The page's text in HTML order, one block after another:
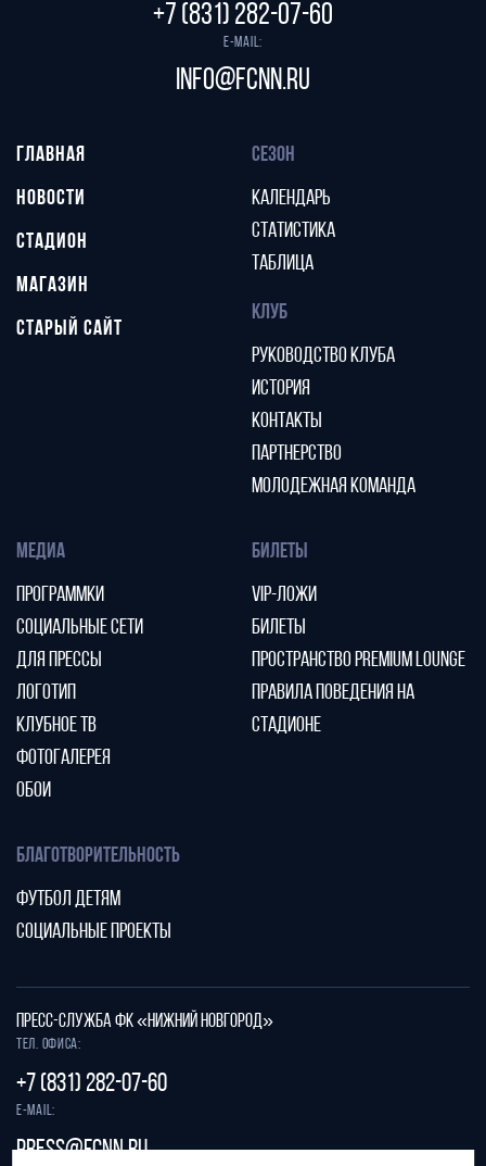
+7 (831) 282-07-60
E-mail:
info@fcnn.ru
ГЛАВНАЯ
НОВОСТИ
СТАДИОН
МАГАЗИН
СТАРЫЙ САЙТ
СЕЗОН
КАЛЕНДАРЬ
СТАТИСТИКА
ТАБЛИЦА
КЛУБ
РУКОВОДСТВО КЛУБА
ИСТОРИЯ
КОНТАКТЫ
ПАРТНЕРСТВО
МОЛОДЕЖНАЯ КОМАНДА
МЕДИА
ПРОГРАММКИ
СОЦИАЛЬНЫЕ СЕТИ
ДЛЯ ПРЕССЫ
ЛОГОТИП
КЛУБНОЕ ТВ
ФОТОГАЛЕРЕЯ
ОБОИ
БИЛЕТЫ
VIP-ЛОЖИ
БИЛЕТЫ
ПРОСТРАНСТВО PREMIUM LOUNGE
ПРАВИЛА ПОВЕДЕНИЯ НА
СТАДИОНЕ
БЛАГОТВОРИТЕЛЬНОСТЬ
ФУТБОЛ ДЕТЯМ
СОЦИАЛЬНЫЕ ПРОЕКТЫ
ПРЕСС-СЛУЖБА ФК «НИЖНИЙ НОВГОРОД»
Тел. офиса:
+7 (831) 282-07-60
E-mail:
press@fcnn.ru